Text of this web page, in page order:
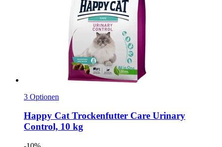
3 Optionen
Happy CatTrockenfutter Care Urinary
Control, 10 kg